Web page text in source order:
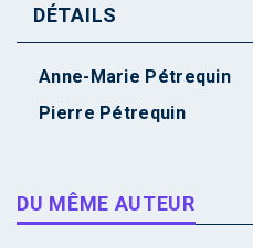
DÉTAILS
Anne-Marie Pétrequin
Pierre Pétrequin
DU MÊME AUTEUR